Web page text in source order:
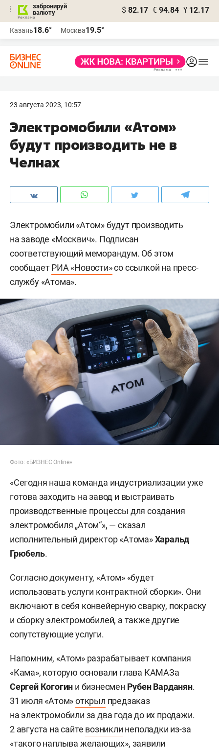
забронируй
валюту
$ 82.17 € 94.84 ¥ 12.17
Казань18.6° Москва19.5°
23 августа 2023, 10:57
Электромобили «Атом»
будут производить не в
Челнах
Электромобили «Атом» будут производить
на заводе «Москвич». Подписан
соответствующий меморандум. Об этом
сообщаетРИА «Новости»со ссылкой на пресс-
службу «Атома».
Фото: «БИЗНЕС Online»
«Сегодня наша команда индустриализации уже
готова заходить на завод и выстраивать
производственные процессы для создания
электромобиля „Атом“», — сказал
исполнительный директор «Атома»Харальд
Грюбель.
Согласно документу, «Атом» «будет
использовать услуги контрактной сборки». Они
включают в себя конвейерную сварку, покраску
и сборку электромобилей, а также другие
сопутствующие услуги.
Напомним, «Атом» разрабатывает компания
«Кама», которую основали глава КАМАЗа
Сергей Когогин и бизнесмен Рубен Варданян.
31 июля «Атом»открыл предзаказ
на электромобили за два года до их продажи.
2 августа на сайте возникли неполадки из-за
«такого наплыва желающих», заявили